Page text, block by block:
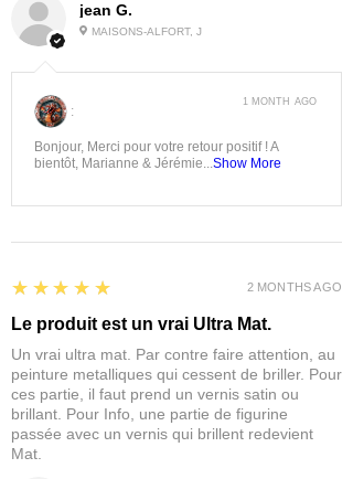
jean G.
MAISONS-ALFORT, J
:
Bonjour, Merci pour votre retour positif ! A
bientôt, Marianne & Jérémie...Show More
1 MONTH AGO
5
★★★★★
Le produit est un vrai Ultra Mat.
Un vrai ultra mat. Par contre faire attention, au
peinture metalliques qui cessent de briller. Pour
ces partie, il faut prend un vernis satin ou
brillant. Pour Info, une partie de figurine
passée avec un vernis qui brillent redevient
Mat.
2 MONTHS AGO